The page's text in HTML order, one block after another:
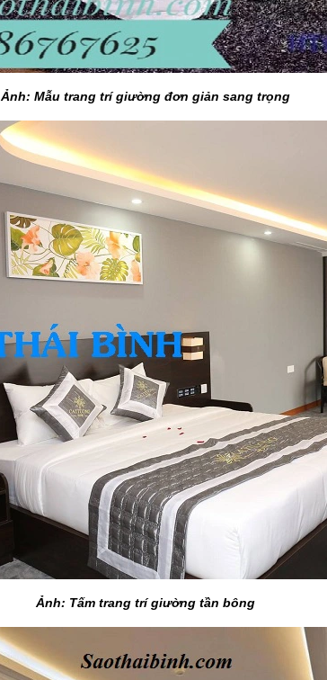
Ảnh: Mẫu trang trí giường đơn giản sang trọng
Ảnh: Tấm trang trí giường tần bông